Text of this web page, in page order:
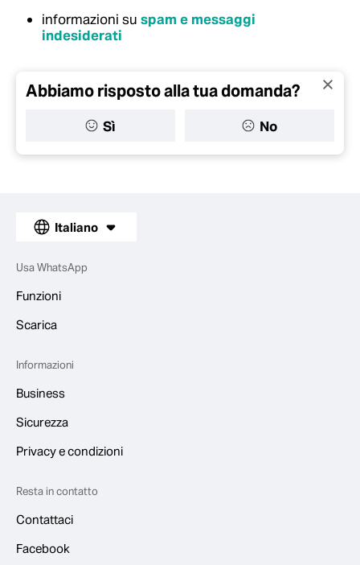
informazioni su spam e messaggi
indesiderati
Abbiamo risposto alla tua domanda?
Sì No
Italiano
Usa WhatsApp
Funzioni
Scarica
Informazioni
Business
Sicurezza
Privacy e condizioni
Resta in contatto
Contattaci
Facebook